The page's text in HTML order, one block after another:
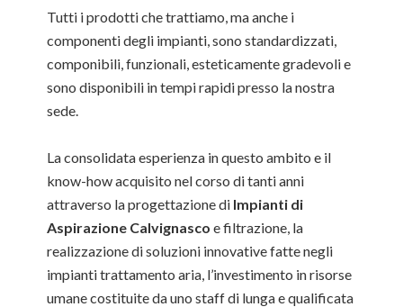
Tutti i prodotti che trattiamo, ma anche i
componenti degli impianti, sono standardizzati,
componibili, funzionali, esteticamente gradevoli e
sono disponibili in tempi rapidi presso la nostra
sede.
La consolidata esperienza in questo ambito e il
know-how acquisito nel corso di tanti anni
attraverso la progettazione di Impianti di
Aspirazione Calvignasco e filtrazione, la
realizzazione di soluzioni innovative fatte negli
impianti trattamento aria, l’investimento in risorse
umane costituite da uno staff di lunga e qualificata